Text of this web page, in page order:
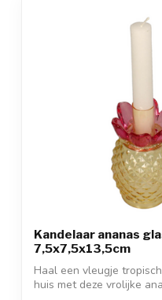
Kandelaar ananas
7,5x7,5x13,5cm
Haal een vleugje
huis met deze vrolijke